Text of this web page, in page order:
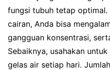
fungsi tubuh tetap optimal.
cairan, Anda bisa
gangguan konsentrasi,
Sebaiknya, usahakan
gelas air setiap hari.